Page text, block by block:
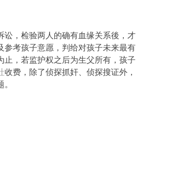
讼，检验两人的确有血缘关系後，才
参考孩子意愿，判给对孩子未来最有
止，若监护权之后为生父所有，孩子
收费，除了侦探抓奸、侦探搜证外，